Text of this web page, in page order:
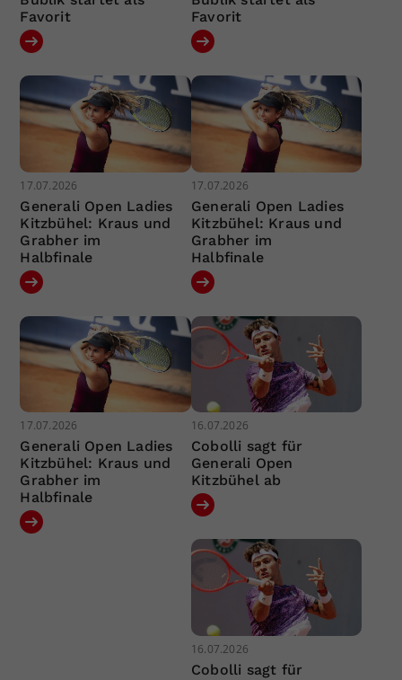
Favorit
Favorit
17.07.2026
Generali Open Ladies
Kitzbühel: Kraus und
Grabher im
Halbfinale
17.07.2026
Generali Open Ladies
Kitzbühel: Kraus und
Grabher im
Halbfinale
17.07.2026
Generali Open Ladies
Kitzbühel: Kraus und
Grabher im
Halbfinale
16.07.2026
Cobolli sagt für
Generali Open
Kitzbühel ab
16.07.2026
Cobolli sagt für